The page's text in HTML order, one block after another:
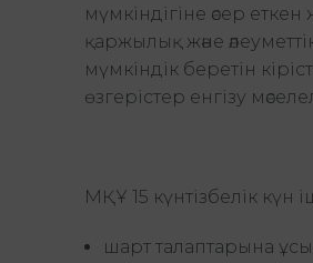
мүмкіндігіне әсер
қаржылық және
мүмкіндік беретін
өзгерістер енгізу
МҚҰ 15 күнтізбелік
шарт талаптарына